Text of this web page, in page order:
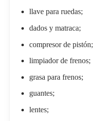
llave para ruedas;
dados y matraca;
compresor de pistón;
limpiador de frenos;
grasa para frenos;
guantes;
lentes;